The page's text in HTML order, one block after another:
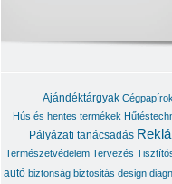
Ajándéktárgyak Cégpapírok
Hús és hentes termékek
Pályázati tanácsadás
Természetvédelem Tervezés
autó biztonság biztositás design